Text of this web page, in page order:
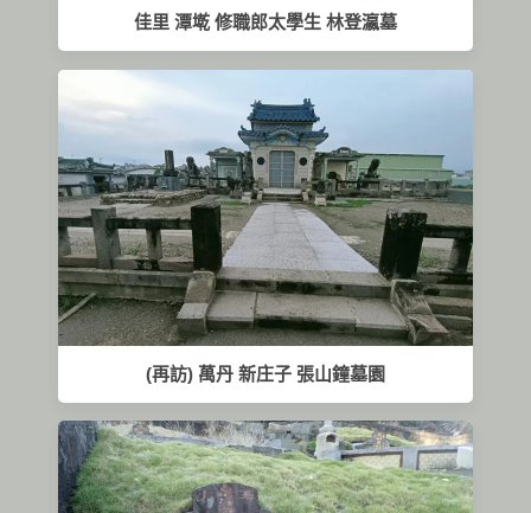
佳里 潭墘 修職郎太學生 林登瀛墓
(再訪) 萬丹 新庄子 張山鐘墓園